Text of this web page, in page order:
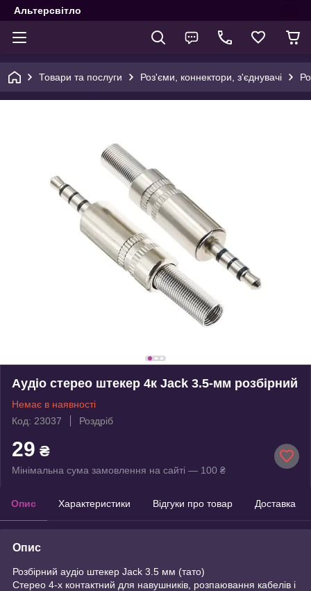
Альтерсвітло
Товари та послуги Роз'єми, коннектори, з'єднувачі
Аудіо стерео штекер 4к Jack 3.5-мм розбірний
Немає в наявності
Код: 23037
Роздріб
29 ₴
Мінімальна сума замовлення на сайті — 100 ₴
Опис Характеристики Відгуки про товар Доставка
Опис
Розбірний аудіо штекер Jack 3.5 мм (тато)
Стерео 4-х контактний для навушників, розпаювання кабелів і